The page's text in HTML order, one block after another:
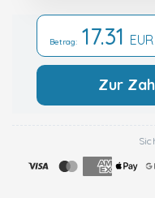
Betrag: 17.31 EUR
Zur